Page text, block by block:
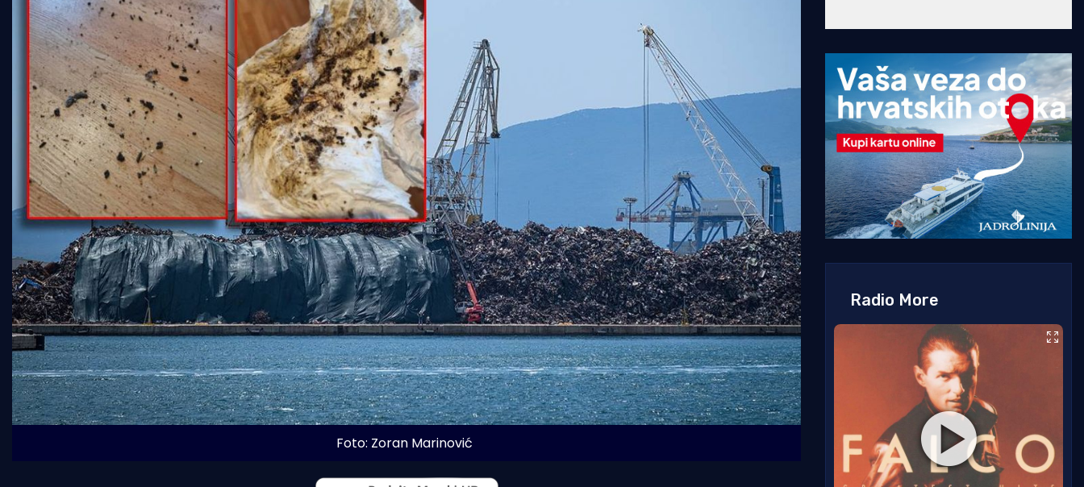
Foto: Zoran Marinović
Radio More